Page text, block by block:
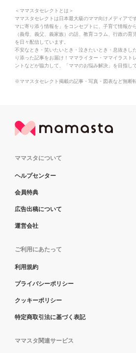
＜ママスタセレクトとは＞
ママスタセレクトは日本最大級のママ向けメディアで
マに寄り添う情報を」をコンセプトに、子育て情報か
（義母、義父、義家族）の話、教育コラム、行政の育
を日々配信しています。
不安なとき・笑いたいとき・泣きたいとき・息抜きし
り添った記事をお届け！ママライター・ママイラスト
ントなどが協力して、「ママのお悩み解決」を目指し
※ママスタセレクト掲載の記事・写真・図表など無断
ママスタについて
ヘルプセンター
会員特典
広告出稿について
運営会社
ご利用にあたって
利用規約
プライバシーポリシー
クッキーポリシー
特定商取引法に基づく表記
ママスタ関連サービス